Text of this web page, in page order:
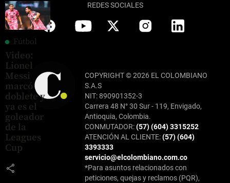
Fútbol
Video:
Lionel
Messi
marcó
doblete y
ya es el
goleador
de la
Leagues
Cup
share
REDES SOCIALES
COPYRIGHT © 2026 EL COLOMBIANO
S.A.S
NIT: 890901352-3
Carrera 48 N° 30 Sur - 119, Envigado,
Antioquia, Colombia.
CONMUTADOR:(57) (604) 3315252
ATENCIÓN AL CLIENTE:(57) (604)
3393333
servicio@elcolombiano.com.co
*Para asuntos relacionados con
peticiones, quejas y reclamos (PQR),